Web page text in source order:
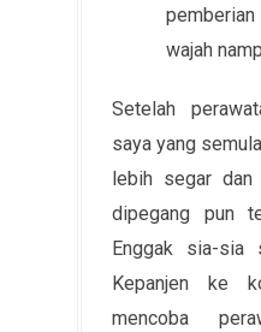
wajah
Setelah
saya yang
lebih segar dan
dipegang pun
Enggak sia-sia
Kepanjen ke
mencoba